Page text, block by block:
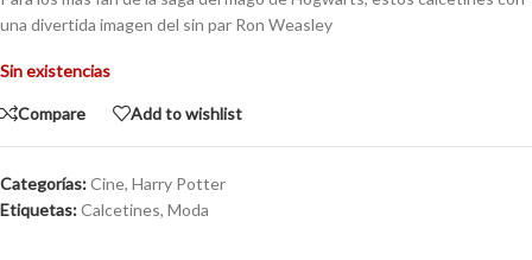
una divertida imagen del sin par Ron Weasley
Sin existencias
Compare Add to wishlist
Categorías:Cine, Harry Potter
Etiquetas:Calcetines, Moda